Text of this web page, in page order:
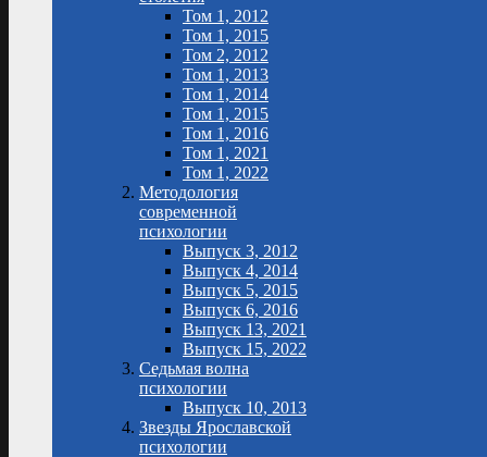
Том 1, 2012
Том 1, 2015
Том 2, 2012
Том 1, 2013
Том 1, 2014
Том 1, 2015
Том 1, 2016
Том 1, 2021
Том 1, 2022
Методология
современной
психологии
Выпуск 3, 2012
Выпуск 4, 2014
Выпуск 5, 2015
Выпуск 6, 2016
Выпуск 13, 2021
Выпуск 15, 2022
Седьмая волна
психологии
Выпуск 10, 2013
Звезды Ярославской
психологии